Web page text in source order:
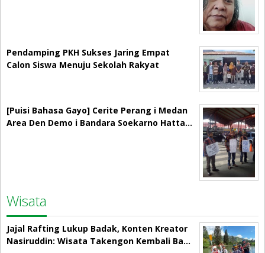
Pendamping PKH Sukses Jaring Empat
Calon Siswa Menuju Sekolah Rakyat
[Puisi Bahasa Gayo] Cerite Perang i Medan
Area Den Demo i Bandara Soekarno Hatta…
Wisata
Jajal Rafting Lukup Badak, Konten Kreator
Nasiruddin: Wisata Takengon Kembali Ba…